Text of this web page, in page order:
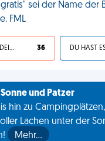
sei der Name der
FML
ICH STIMME ZU, DEIN LEBEN IST SCHEISSE 36
und Patzer
hin zu
Lachen unter der
Mehr…